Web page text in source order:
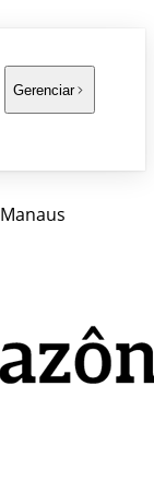
Gerenciar
Manaus